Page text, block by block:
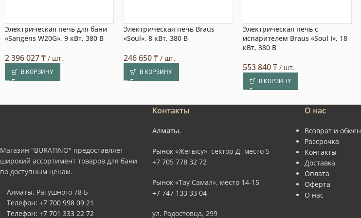
Электрическая печь для бани
«Sangens W20G», 9 кВт, 380 В
2 396 027₸ / шт.
В КОРЗИНУ
Электрическая печь Braus
«Soul», 8 кВт, 380 В
246 650₸ / шт.
В КОРЗИНУ
Электрическая печь с
испарителем Braus «Soul I», 18
кВт, 380 В
553 840₸/ шт.
В КОРЗИНУ
Магазин "BURATINO" предоставляет
широкий ассортимент товаров для бани
по доступным ценам.
Алматы, Ратушного 78 Б
Телефон: +7 700 998 09 21
Телефон: +7 701 333 22 72
Контакты
Алматы.
Рынок «Жетысу», сектор Д, место 5
+7 705 778 32 72
Рынок «Тау Самал», место 14-15
+7 747 133 33 04
ул. Радостовца, 299
О нас
Возврат и обмен
Рассрочка
Контакты
Доставка
Оплата
Оферта
О нас